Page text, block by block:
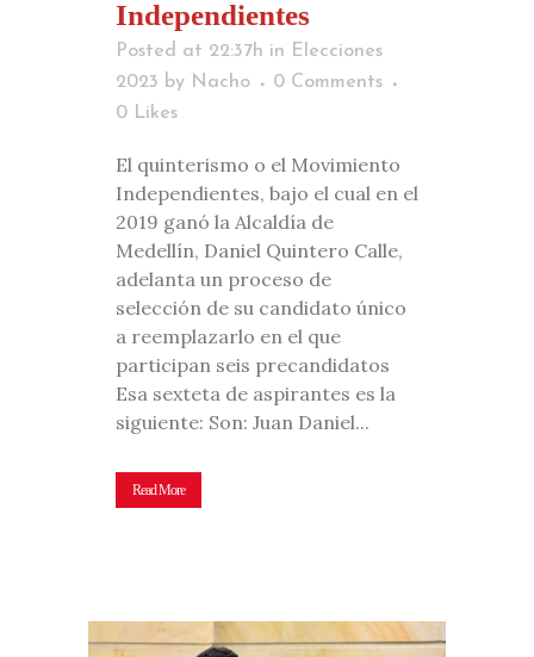
Independientes
Posted at 22:37h in Elecciones
2023 by Nacho
0 Comments
0 Likes
El quinterismo o el Movimiento
Independientes, bajo el cual en el
2019 ganó la Alcaldía de
Medellín, Daniel Quintero Calle,
adelanta un proceso de
selección de su candidato único
a reemplazarlo en el que
participan seis precandidatos
Esa sexteta de aspirantes es la
siguiente: Son: Juan Daniel...
Read More